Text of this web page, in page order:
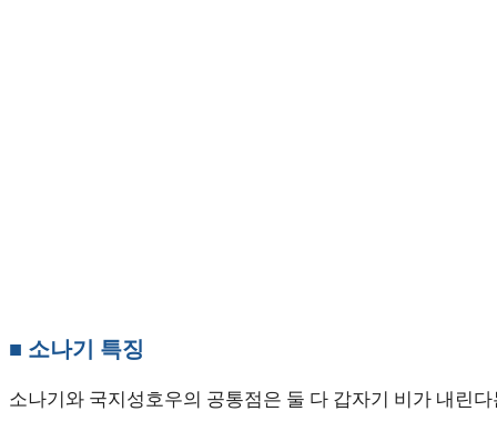
■ 소나기 특징
소나기와 국지성호우의 공통점은 둘 다 갑자기 비가 내린